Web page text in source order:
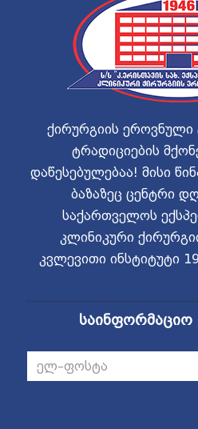
ქირურგიის ეროვნული
ტრადიციების
დაწესებულებაა! მისი
ბაზაზეც ცენტრი
საქართველოს
კლინიკური
კვლევითი ინსტიტუტი
საინფორმაციო